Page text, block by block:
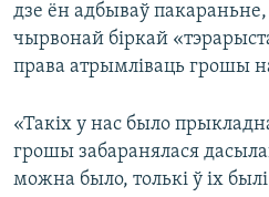
дзе ён адбываў пакараньне,
чырвонай біркай
права атрымліваць грошы
«Такіх у нас было
грошы забаранялася
можна было, толькі ў іх